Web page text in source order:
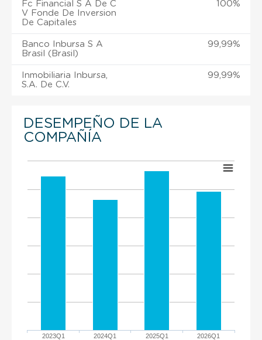
Fc Financial S A De C
V Fonde De Inversion
De Capitales
100%
Banco Inbursa S A
Brasil (Brasil)
99,99%
Inmobiliaria Inbursa,
S.A. De C.V.
99,99%
DESEMPEÑO DE LA
COMPAÑÍA
2023Q1 2024Q1 2025Q1 2026Q1